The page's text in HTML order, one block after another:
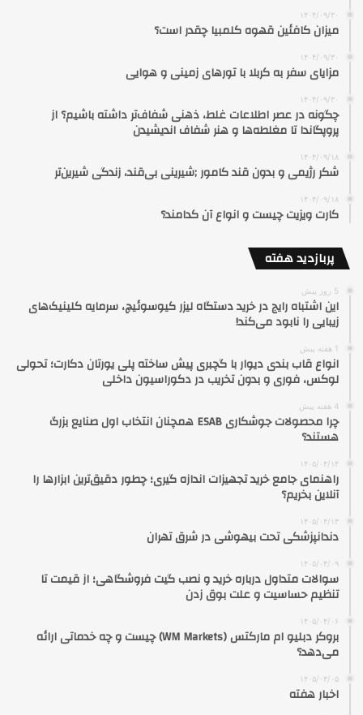
۱۴۰۴/۰۹/۳۰
میزان کافئین قهوه کلمبیا چقدر است؟
۱۴۰۴/۰۹/۳۰
مزایای سفر به کربلا با تورهای زمینی و هوایی
۱۴۰۴/۰۹/۳۰
چگونه در عصر اطلاعات غلط، ذهنی شفاف‌تر داشته باشیم؟ از
پروپگاندا تا مغلطه‌ها و هنر شفاف اندیشیدن
۱۴۰۴/۰۹/۱۸
شکر رژیمی و بدون قند کامور ;شیرینی بی‌قند، زندگی شیرین‌تر
۱۴۰۴/۰۹/۱۸
کارت ویزیت چیست و انواع آن کدامند؟
پربازدید هفته
5 روز پیش
این اشتباه رایج در خرید دستگاه لیزر کیوسوئیچ، سرمایه کلینیک‌های
زیبایی را نابود می‌کند!
1 هفته پیش
انواع قاب بندی دیوار با گچبری پیش ساخته پلی یورتان دکارت؛ تحولی
لوکس، فوری و بدون تخریب در دکوراسیون داخلی
4 هفته پیش
چرا محصولات جوشکاری ESAB همچنان انتخاب اول صنایع بزرگ
هستند؟
۱۴۰۵/۰۴/۱۴
راهنمای جامع خرید تجهیزات اندازه گیری؛ چطور دقیق‌ترین ابزارها را
آنلاین بخریم؟
۱۴۰۵/۰۴/۱۳
دندانپزشکی تحت بیهوشی در شرق تهران
۱۴۰۵/۰۴/۰۹
سوالات متداول درباره خرید و نصب گیت فروشگاهی؛ از قیمت تا
تنظیم حساسیت و علت بوق زدن
۱۴۰۵/۰۴/۰۶
بروکر دبلیو ام مارکتس (WM Markets) چیست و چه خدماتی ارائه
می‌دهد؟
۱۴۰۵/۰۴/۰۵
اخبار هفته